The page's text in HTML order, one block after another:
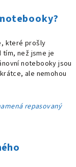
které prošly
než jsme je
notebooky jsou
ale nemohou
repasovaný